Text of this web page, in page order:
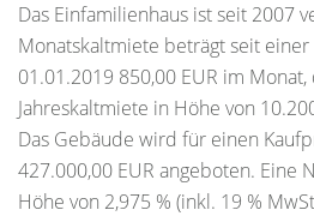
Das Einfamilienhaus ist seit 2007
Monatskaltmiete beträgt seit
01.01.2019 850,00 EUR im
Jahreskaltmiete in Höhe von
Das Gebäude wird für einen
427.000,00 EUR angeboten. Eine
Höhe von 2,975 % (inkl. 19 %